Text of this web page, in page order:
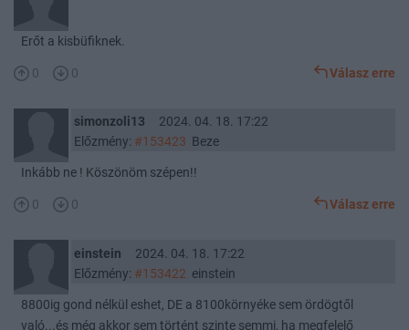
Erőt a kisbüfiknek.
0 0 Válasz erre
simonzoli13
2024. 04. 18. 17:22
Előzmény: #153423 Beze
Inkább ne ! Köszönöm szépen!!
0 0 Válasz erre
einstein
2024. 04. 18. 17:22
Előzmény: #153422 einstein
8800ig gond nélkül eshet, DE a 8100környéke sem ördögtől
való...és még akkor sem történt szinte semmi, ha megfelelő